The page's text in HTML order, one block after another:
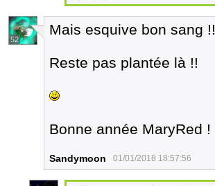
52
Mais esquive bon sang !!
Reste pas plantée là !!
Bonne année MaryRed !
Sandymoon 01/01/2018 18:57:56